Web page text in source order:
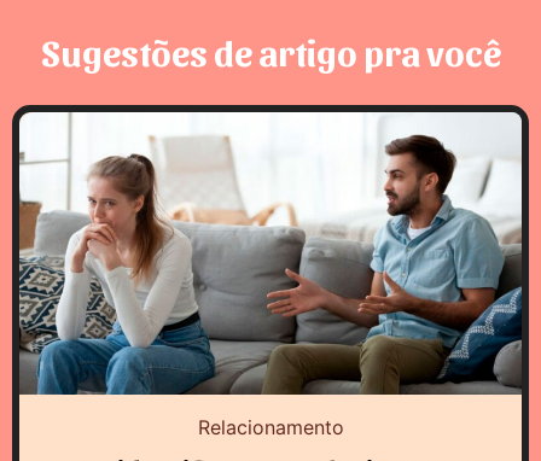
Sugestões de artigo pra você
Relacionamento